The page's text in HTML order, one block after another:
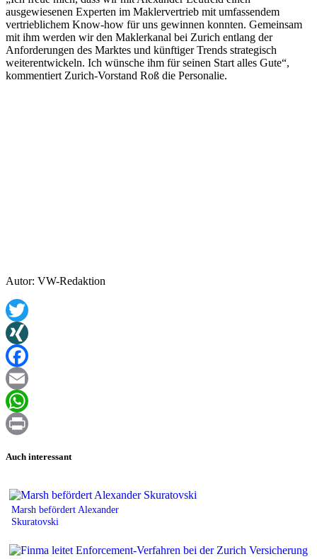
ausgewiesenen Experten im Maklervertrieb mit umfassendem
vertrieblichem Know-how für uns gewinnen konnten. Gemeinsam
mit ihm werden wir den Maklerkanal bei Zurich entlang der
Anforderungen des Marktes und künftiger Trends strategisch
weiterentwickeln. Ich wünsche ihm für seinen Start alles Gute“,
kommentiert Zurich-Vorstand Roß die Personalie.
Autor: VW-Redaktion
Twitter
XING
Facebook
Email
WhatsApp
Auch interessant
Marsh befördert Alexander
Skuratovski